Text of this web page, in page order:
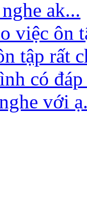
ak...
việc ôn
tập rất
có
với